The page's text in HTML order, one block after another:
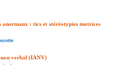
anormaux : tics et stéréotypies motrices
non verbal (IANV)